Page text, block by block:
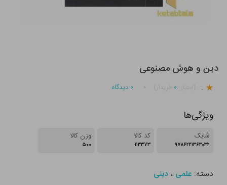
دین و هوش مصنوعی
. ۰ ۰ دیدگاه
ویژگی‌ها
شابک
۹۷۸۶۲۲۱۳۶۳۰۳۲
کد کالا
۱۱۳۳۷۳
وزن کالا
۵۰۰
دسته:علمی ،دینی